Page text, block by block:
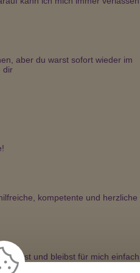
aber du warst sofort wieder im
dir
kompetente und herzliche
du bist und bleibst für mich einfach
einem zur Seite steht!